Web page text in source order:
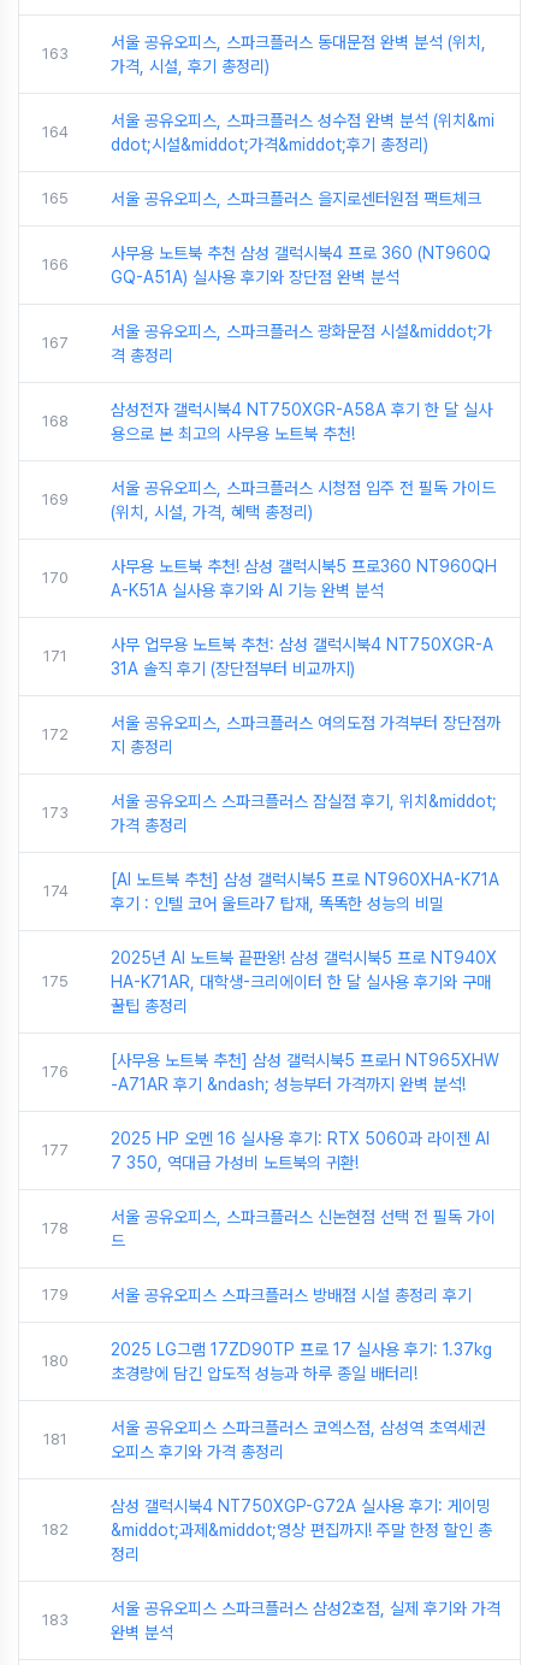
163
서울 공유오피스, 스파크플러스 동대문점 완벽 분석 (위치,
가격, 시설, 후기 총정리)
164
서울 공유오피스, 스파크플러스 성수점 완벽 분석 (위치&mi
ddot;시설&middot;가격&middot;후기 총정리)
165 서울 공유오피스, 스파크플러스 을지로센터원점 팩트체크
166
사무용 노트북 추천 삼성 갤럭시북4 프로 360 (NT960Q
GQ-A51A) 실사용 후기와 장단점 완벽 분석
167
서울 공유오피스, 스파크플러스 광화문점 시설&middot;가
격 총정리
168
삼성전자 갤럭시북4 NT750XGR-A58A 후기 한 달 실사
용으로 본 최고의 사무용 노트북 추천!
169
서울 공유오피스, 스파크플러스 시청점 입주 전 필독 가이드
(위치, 시설, 가격, 혜택 총정리)
170
사무용 노트북 추천! 삼성 갤럭시북5 프로360 NT960QH
A-K51A 실사용 후기와 AI 기능 완벽 분석
171
사무 업무용 노트북 추천: 삼성 갤럭시북4 NT750XGR-A
31A 솔직 후기 (장단점부터 비교까지)
172
서울 공유오피스, 스파크플러스 여의도점 가격부터 장단점까
지 총정리
173
서울 공유오피스 스파크플러스 잠실점 후기, 위치&middot;
가격 총정리
174
[AI 노트북 추천] 삼성 갤럭시북5 프로 NT960XHA-K71A
후기 : 인텔 코어 울트라7 탑재, 똑똑한 성능의 비밀
175
2025년 AI 노트북 끝판왕! 삼성 갤럭시북5 프로 NT940X
HA-K71AR, 대학생-크리에이터 한 달 실사용 후기와 구매
꿀팁 총정리
176
[사무용 노트북 추천] 삼성 갤럭시북5 프로H NT965XHW
-A71AR 후기 &ndash; 성능부터 가격까지 완벽 분석!
177
2025 HP 오멘 16 실사용 후기: RTX 5060과 라이젠 AI
7 350, 역대급 가성비 노트북의 귀환!
178
서울 공유오피스, 스파크플러스 신논현점 선택 전 필독 가이
드
179 서울 공유오피스 스파크플러스 방배점 시설 총정리 후기
180
2025 LG그램 17ZD90TP 프로 17 실사용 후기: 1.37kg
초경량에 담긴 압도적 성능과 하루 종일 배터리!
181
서울 공유오피스 스파크플러스 코엑스점, 삼성역 초역세권
오피스 후기와 가격 총정리
182
삼성 갤럭시북4 NT750XGP-G72A 실사용 후기: 게이밍
&middot;과제&middot;영상 편집까지! 주말 한정 할인 총
정리
183
서울 공유오피스 스파크플러스 삼성2호점, 실제 후기와 가격
완벽 분석